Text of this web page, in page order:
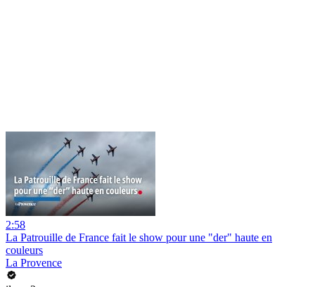
2:58
La Patrouille de France fait le show pour une "der" haute en
couleurs
La Provence